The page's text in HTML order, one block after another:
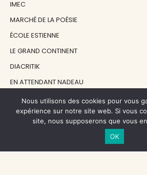
IMEC
MARCHÉ DE LA POÉSIE
ÉCOLE ESTIENNE
LE GRAND CONTINENT
DIACRITIK
EN ATTENDANT NADEAU
NOS SOUTIENS
Nous utilisons des cookies pour vous
expérience sur notre site web. Si vous
site, nous supposerons que vous
OK